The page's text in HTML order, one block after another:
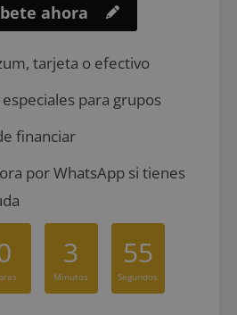
ahora
tarjeta o efectivo
para grupos
financiar
por WhatsApp si tienes
3
Minutos
54
Segundos